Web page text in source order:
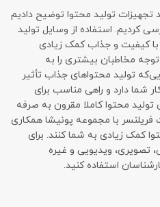
تجهیزات تولید محتوا توضیح دادیم
کردیم. استفاده از وسایل تولید
با کیفیت و جذاب کمک زیادی
مخاطبان بیشتری را به
تولید محتواهای جذاب تأثیر
شما دارد و راهی مناسب برای
محتوا کاملا مقرون به صرفه
با مجموعه پونیشا همکاری
کمک زیادی به شما کنند. برای
تصویری، ویدیویی و غیره
استفاده کنید.